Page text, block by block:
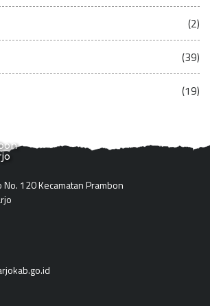
(2)
(39)
(19)
No. 120 Kecamatan Prambon